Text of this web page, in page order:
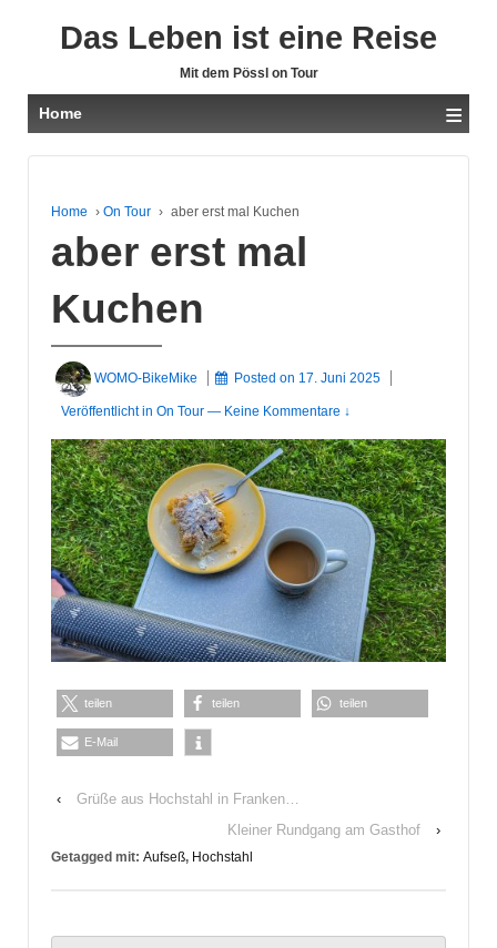
Das Leben ist eine Reise
Mit dem Pössl on Tour
Home ≡
Home › On Tour › aber erst mal Kuchen
aber erst mal
Kuchen
WOMO-BikeMike Posted on 17. Juni 2025
Veröffentlicht in On Tour — Keine Kommentare ↓
teilen teilen teilen
E-Mail
‹
Grüße aus Hochstahl in Franken…
Kleiner Rundgang am Gasthof
›
Getagged mit: Aufseß, Hochstahl